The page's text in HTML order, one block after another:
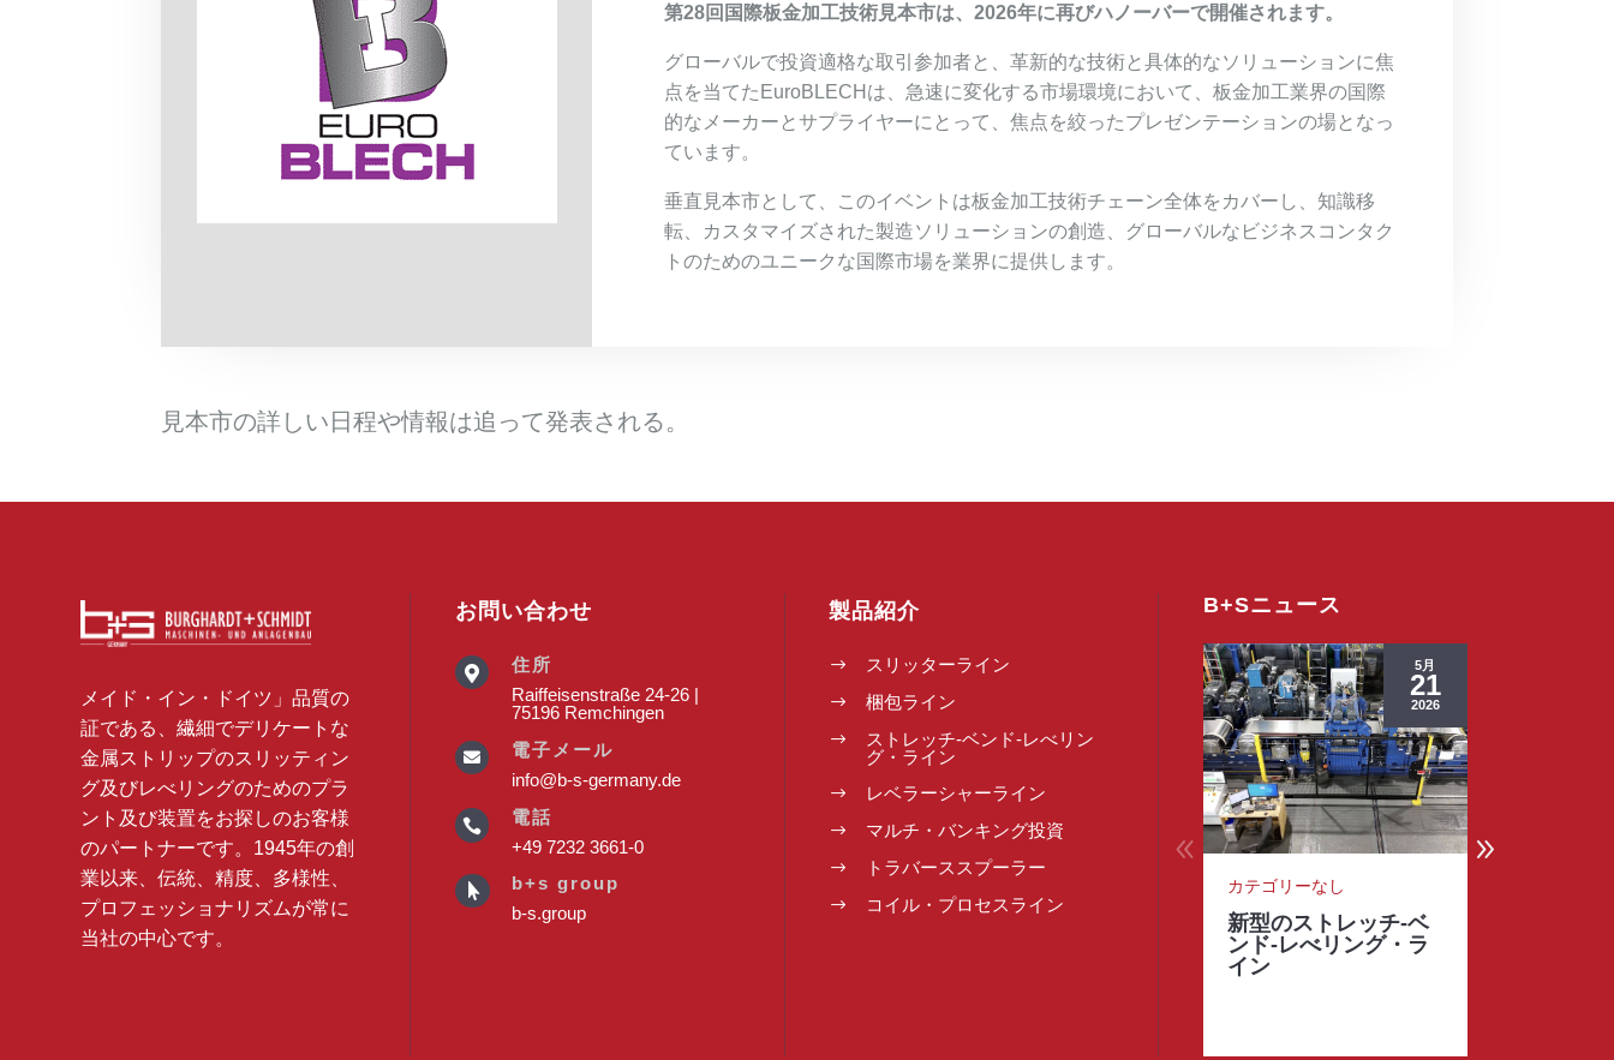
第28回国際板金加工技術見本市は、2026年に再びハノーバーで開催されます。
グローバルで投資適格な取引参加者と、革新的な技術と具体的なソリューションに焦
点を当てたEuroBLECHは、急速に変化する市場環境において、板金加工業界の国際
的なメーカーとサプライヤーにとって、焦点を絞ったプレゼンテーションの場となっ
ています。
垂直見本市として、このイベントは板金加工技術チェーン全体をカバーし、知識移
転、カスタマイズされた製造ソリューションの創造、グローバルなビジネスコンタク
トのためのユニークな国際市場を業界に提供します。
見本市の詳しい日程や情報は追って発表される。
メイド・イン・ドイツ」品質の
証である、繊細でデリケートな
金属ストリップのスリッティン
グ及びレべリングのためのプラ
ント及び装置をお探しのお客様
のパートナーです。1945年の創
業以来、伝統、精度、多様性、
プロフェッショナリズムが常に
当社の中心です。
お問い合わせ

住所
Raiffeisenstraße 24-26 |
75196 Remchingen

電子メール
info@b-s-germany.de

電話
+49 7232 3661-0

b+s group
b-s.group
製品紹介
$ スリッターライン
$ 梱包ライン
$
ストレッチ-ベンド-レべリン
グ・ライン
$ レベラーシャーライン
$ マルチ・バンキング投資
$ トラバーススプーラー
$ コイル・プロセスライン
B+Sニュース
5月
21
2026
カテゴリーなし
新型のストレッチ-ベ
ンド-レべリング・ラ
イン